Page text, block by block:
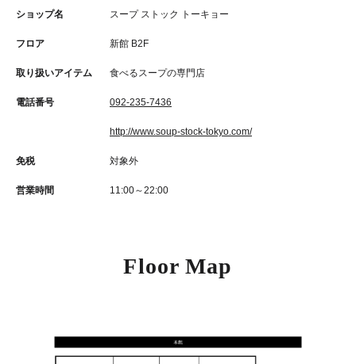
ショップ名 スープ ストック トーキョー
フロア 新館 B2F
取り扱いアイテム 食べるスープの専門店
電話番号 092-235-7436
http://www.soup-stock-tokyo.com/
免税 対象外
営業時間 11:00～22:00
Floor Map